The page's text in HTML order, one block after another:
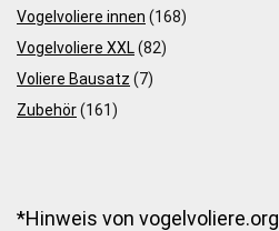
Vogelvoliere innen (168)
Vogelvoliere XXL(82)
Voliere Bausatz (7)
Zubehör(161)
*Hinweis von vogelvoliere.org